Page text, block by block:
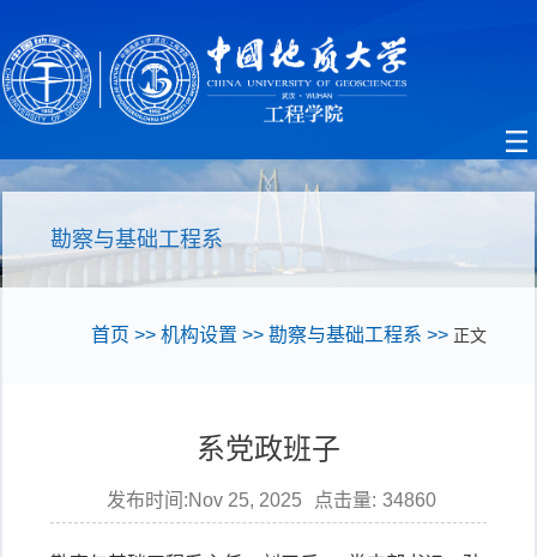
勘察与基础工程系
首页 >> 机构设置 >> 勘察与基础工程系 >>正文
系党政班子
发布时间:Nov 25, 2025 点击量: 34860